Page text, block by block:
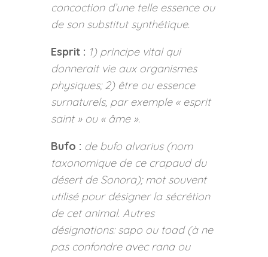
concoction d’une telle essence ou
de son substitut synthétique.
Esprit : 1) principe vital qui
donnerait vie aux organismes
physiques; 2) être ou essence
surnaturels, par exemple « esprit
saint » ou « âme ».
Bufo : de bufo alvarius (nom
taxonomique de ce crapaud du
désert de Sonora); mot souvent
utilisé pour désigner la sécrétion
de cet animal. Autres
désignations: sapo ou toad (à ne
pas confondre avec rana ou